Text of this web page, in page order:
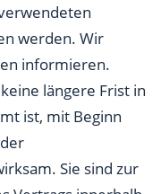
werden. Wir
informieren.
längere Frist in
ist, mit Beginn
Sie sind zur